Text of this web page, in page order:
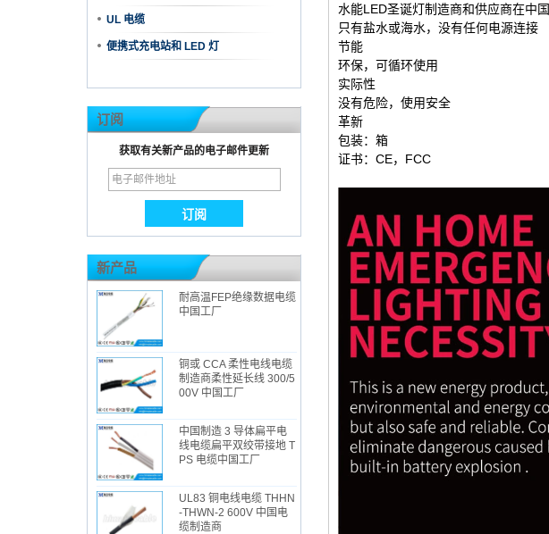
UL 电缆
便携式充电站和 LED 灯
订阅
获取有关新产品的电子邮件更新
新产品
耐高温FEP绝缘数据电缆
中国工厂
铜或 CCA 柔性电线电缆
制造商柔性延长线 300/5
00V 中国工厂
中国制造 3 导体扁平电
线电缆扁平双绞带接地 T
PS 电缆中国工厂
UL83 铜电线电缆 THHN
-THWN-2 600V 中国电
缆制造商
水能LED圣诞灯制造商和供应商在中国
只有盐水或海水，没有任何电源连接
节能
环保，可循环使用
实际性
没有危险，使用安全
革新
包装：箱
证书：CE，FCC